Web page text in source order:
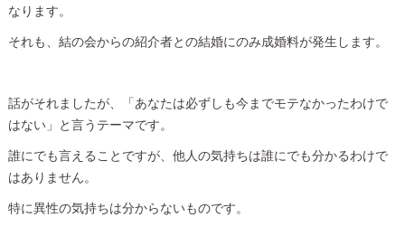
なります。
それも、結の会からの紹介者との結婚にのみ成婚料が発生します。
話がそれましたが、「あなたは必ずしも今までモテなかったわけで
はない」と言うテーマです。
誰にでも言えることですが、他人の気持ちは誰にでも分かるわけで
はありません。
特に異性の気持ちは分からないものです。